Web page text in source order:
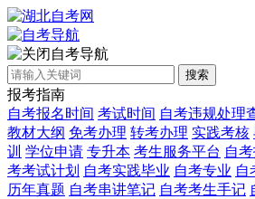
自考导航
搜索
报考指南
自考报名时间 考试时间 自考违规处理
教材大纲 免考办理 转考办理 实践考核
训 学位申请 专升本 考生服务平台 自
考考试计划 自考实践毕业 自考专业 自
历年真题 自考串讲笔记 自考考生手记